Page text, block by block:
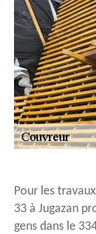
Pour les
33 à Jugazan
gens dans le